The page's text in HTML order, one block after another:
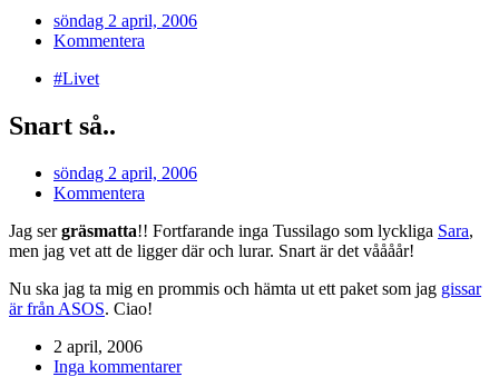
söndag 2 april, 2006
Kommentera
#Livet
Snart så..
söndag 2 april, 2006
Kommentera
Jag sergräsmatta!! Fortfarande inga Tussilago som lyckliga Sara,
men jag vet att de ligger där och lurar. Snart är det våååår!
Nu ska jag ta mig en prommis och hämta ut ett paket som jag gissar
är från ASOS. Ciao!
2 april, 2006
Inga kommentarer